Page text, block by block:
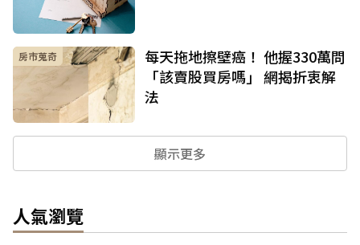
房市蒐奇
每天拖地擦壁癌！ 他握330萬問
「該賣股買房嗎」 網揭折衷解
法
顯示更多
人氣瀏覽